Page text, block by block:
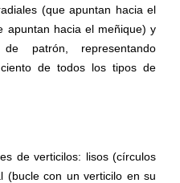
(que apuntan hacia el
apuntan hacia el meñique) y
patrón, representando
de todos los tipos de
de verticilos: lisos (círculos
(bucle con un verticilo en su